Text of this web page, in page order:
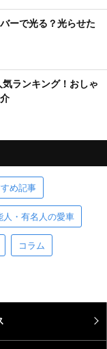
ーで光る？光らせた
気ランキング！おしゃ
め記事
人・有名人の愛車
コラム